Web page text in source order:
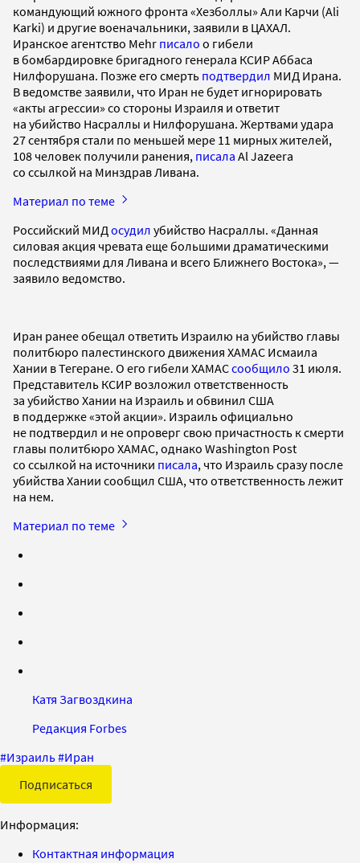
командующий южного фронта «Хезболлы» Али Карчи (Ali
Karki) и другие военачальники, заявили в ЦАХАЛ.
Иранское агентство Mehr писало о гибели
в бомбардировке бригадного генерала КСИР Аббаса
Нилфорушана. Позже его смерть подтвердил МИД Ирана.
В ведомстве заявили, что Иран не будет игнорировать
«акты агрессии» со стороны Израиля и ответит
на убийство Насраллы и Нилфорушана. Жертвами удара
27 сентября стали по меньшей мере 11 мирных жителей,
108 человек получили ранения, писала Al Jazeera
со ссылкой на Минздрав Ливана.
Материал по теме
Российский МИД осудил убийство Насраллы. «Данная
силовая акция чревата еще большими драматическими
последствиями для Ливана и всего Ближнего Востока», —
заявило ведомство.
Иран ранее обещал ответить Израилю на убийство главы
политбюро палестинского движения ХАМАС Исмаила
Хании в Тегеране. О его гибели ХАМАСсообщило 31 июля.
Представитель КСИР возложил ответственность
за убийство Хании на Израиль и обвинил США
в поддержке «этой акции». Израиль официально
не подтвердил и не опроверг свою причастность к смерти
главы политбюро ХАМАС, однако Washington Post
со ссылкой на источники писала, что Израиль сразу после
убийства Хании сообщил США, что ответственность лежит
на нем.
Материал по теме
Катя Загвоздкина
Редакция Forbes
#Израиль#Иран
Подписаться
Информация:
Контактная информация